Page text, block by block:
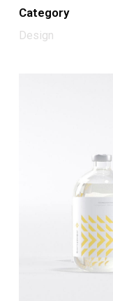
Category
Design